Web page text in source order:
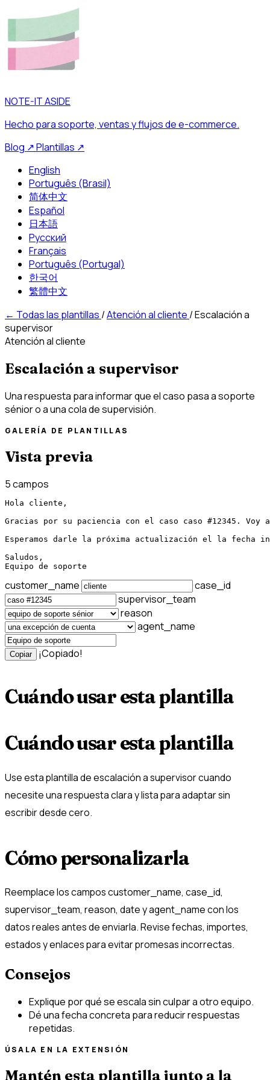
NOTE-IT ASIDE
Hecho para soporte, ventas y flujos de e-commerce.
Blog ↗Plantillas ↗
English
Português (Brasil)
简体中文
Español
日本語
Русский
Français
Português (Portugal)
한국어
繁體中文
← Todas las plantillas /Atención al cliente /Escalación a
supervisor
Atención al cliente
Escalación a supervisor
Una respuesta para informar que el caso pasa a soporte
sénior o a una cola de supervisión.
GALERÍA DE PLANTILLAS
Vista previa
5 campos
Hola cliente,
Gracias por su paciencia con el caso caso #12345.
Esperamos darle la próxima actualización el la fecha
Saludos,
Equipo de soporte
customer_name
case_id
supervisor_team
reason
agent_name
Copiar ¡Copiado!
Cuándo usar esta plantilla
Cuándo usar esta plantilla
Use esta plantilla de escalación a supervisor cuando
necesite una respuesta clara y lista para adaptar sin
escribir desde cero.
Cómo personalizarla
Reemplace los campos customer_name, case_id,
supervisor_team, reason, date y agent_name con los
datos reales antes de enviarla. Revise fechas, importes,
estados y enlaces para evitar promesas incorrectas.
Consejos
Explique por qué se escala sin culpar a otro equipo.
Dé una fecha concreta para reducir respuestas
repetidas.
ÚSALA EN LA EXTENSIÓN
Mantén esta plantilla junto a la